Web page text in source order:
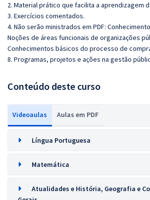
2. Material prático que facilita a aprendizagem
3. Exercícios comentados.
4. Não serão ministrados em PDF:
Noções de áreas funcionais de organizações
Conhecimentos básicos do processo de
8. Programas, projetos e ações na gestão
Conteúdo deste curso
Videoaulas Aulas em PDF
Língua Portuguesa
Matemática
Atualidades e História, Geografia e